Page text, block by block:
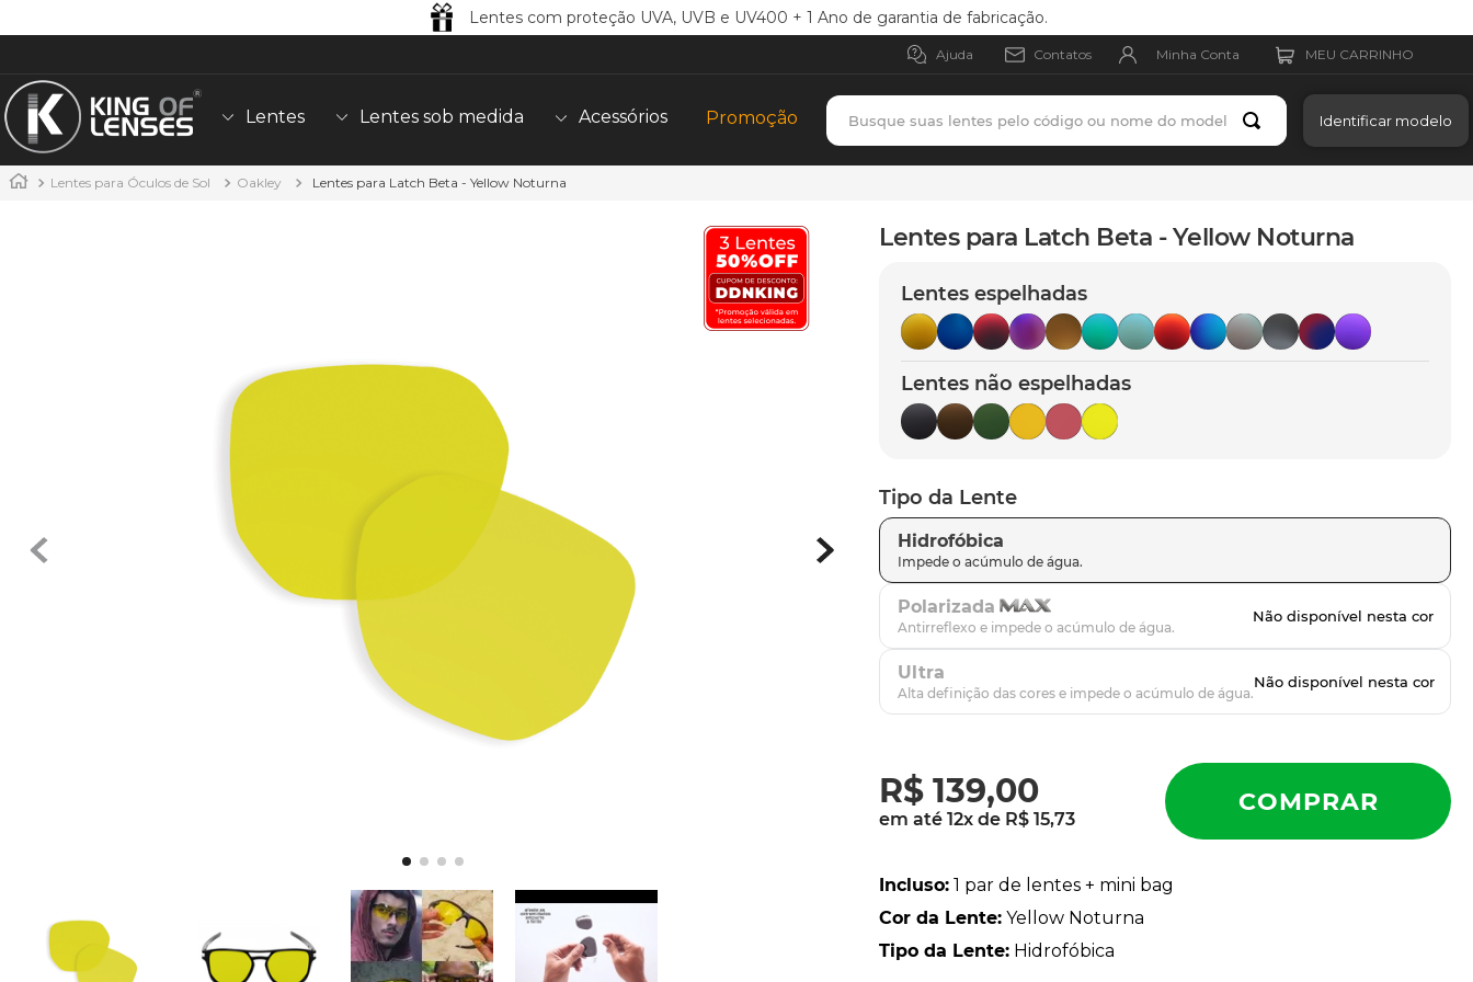
Lentes com proteção UVA, UVB e UV400 + 1 Ano de garantia de fabricação.
Ajuda Contatos Minha Conta
Lentes Lentes sob medida Acessórios Promoção
Busque suas lentes pelo código ou nome do modelo
Identificar modelo
Lentes para Óculos de Sol Oakley Lentes para Latch Beta - Yellow Noturna
Lentes para Latch Beta - Yellow Noturna
Lentes espelhadas
Lentes não espelhadas
Tipo da Lente
Hidrofóbica
Polarizada
Ultra
R$ 139,00
em até12x de R$ 15,73
Incluso: 1 par de lentes + mini bag
Cor da Lente: Yellow Noturna
Tipo da Lente: Hidrofóbica
9º
gascan